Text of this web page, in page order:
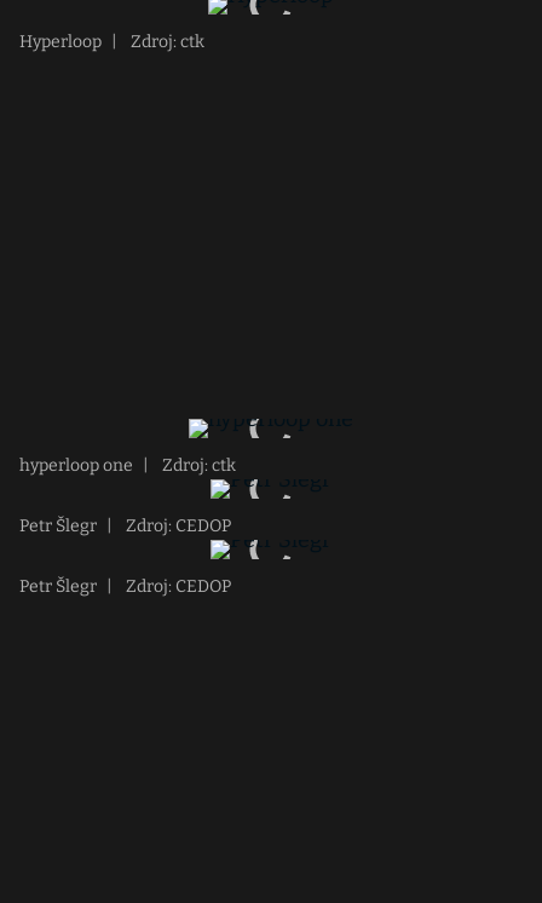
Hyperloop Zdroj: ctk
hyperloop one Zdroj: ctk
Petr Šlegr Zdroj: CEDOP
Petr Šlegr Zdroj: CEDOP